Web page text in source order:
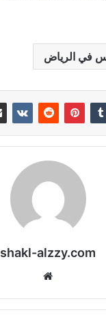
في الرياض
shakl-alzzy.com